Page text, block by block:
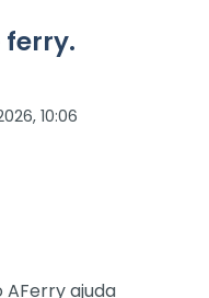
10:06
AFerry ajuda